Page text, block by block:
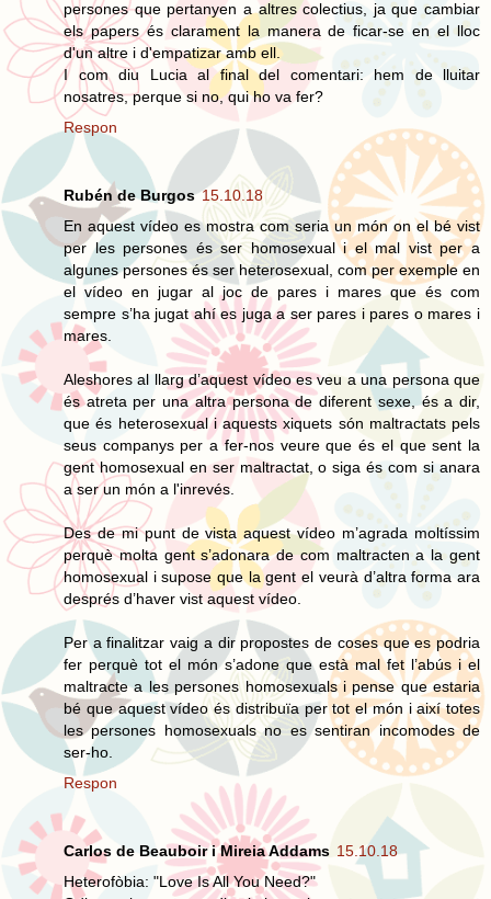
persones que pertanyen a altres colectius, ja que cambiar
els papers és clarament la manera de ficar-se en el lloc
d'un altre i d'empatizar amb ell.
I com diu Lucia al final del comentari: hem de lluitar
nosatres, perque si no, qui ho va fer?
Respon
Rubén de Burgos 15.10.18
En aquest vídeo es mostra com seria un món on el bé vist
per les persones és ser homosexual i el mal vist per a
algunes persones és ser heterosexual, com per exemple en
el vídeo en jugar al joc de pares i mares que és com
sempre s’ha jugat ahí es juga a ser pares i pares o mares i
mares.
Aleshores al llarg d’aquest vídeo es veu a una persona que
és atreta per una altra persona de diferent sexe, és a dir,
que és heterosexual i aquests xiquets són maltractats pels
seus companys per a fer-nos veure que és el que sent la
gent homosexual en ser maltractat, o siga és com si anara
a ser un món a l'inrevés.
Des de mi punt de vista aquest vídeo m’agrada moltíssim
perquè molta gent s’adonara de com maltracten a la gent
homosexual i supose que la gent el veurà d’altra forma ara
després d’haver vist aquest vídeo.
Per a finalitzar vaig a dir propostes de coses que es podria
fer perquè tot el món s’adone que està mal fet l’abús i el
maltracte a les persones homosexuals i pense que estaria
bé que aquest vídeo és distribuïa per tot el món i així totes
les persones homosexuals no es sentiran incomodes de
ser-ho.
Respon
Carlos de Beauboir i Mireia Addams 15.10.18
Heterofòbia: "Love Is All You Need?"